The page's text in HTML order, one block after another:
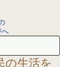
へ
の生活を